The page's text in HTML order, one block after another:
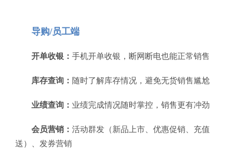
导购/员工端
开单收银： 手机开单收银，断网断电也能正常销售
库存查询： 随时了解库存情况，避免无货销售尴尬
业绩查询： 业绩完成情况随时掌控，销售更有冲劲
会员营销： 活动群发（新品上市、优惠促销、充值
送）、发券营销